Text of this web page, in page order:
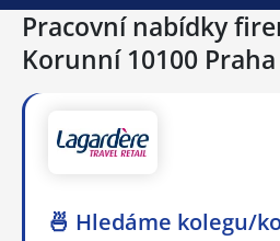
Pracovní nabídky
Korunní 10100
🍜 Hledáme kolegu/